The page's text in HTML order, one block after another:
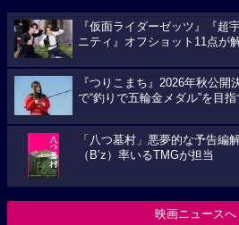
『仮面ライダーゼッツ』『超
ニティ』オフショット11点が
『つりこまち』2026年秋公
で“釣りで五輪金メダル”を目指
「八つ墓村」悪夢的な予告編
（B’z）率いるTMGが担当
映画ニュースへ